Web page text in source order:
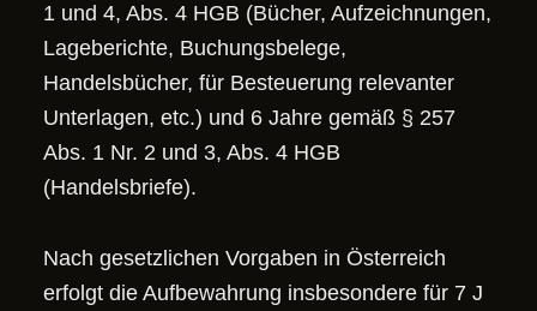
1 und 4, Abs. 4 HGB (Bücher, Aufzeichnungen,
Lageberichte, Buchungsbelege,
Handelsbücher, für Besteuerung relevanter
Unterlagen, etc.) und 6 Jahre gemäß § 257
Abs. 1 Nr. 2 und 3, Abs. 4 HGB
(Handelsbriefe).
Nach gesetzlichen Vorgaben in Österreich
erfolgt die Aufbewahrung insbesondere für 7 J